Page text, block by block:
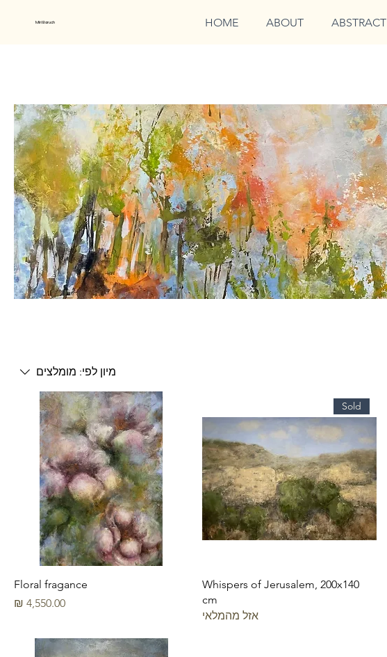
Miri Baruch HOME ABOUT ABSTRACT
מיון לפי: מומלצים
Sold
Whispers of Jerusalem, 200x140
cm
אזל מהמלאי
Floral fragance
מחיר